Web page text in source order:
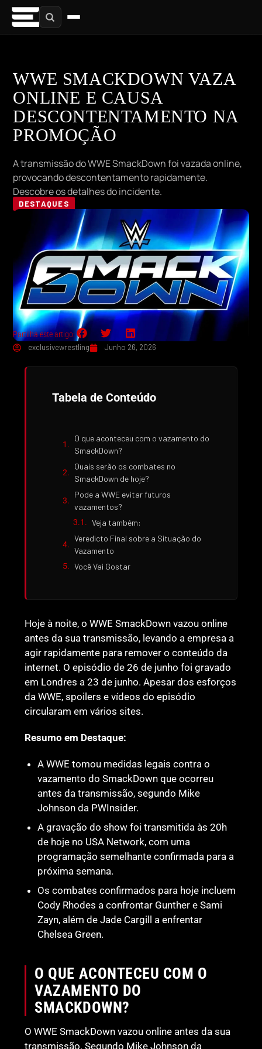
WWE SMACKDOWN VAZA
ONLINE E CAUSA
DESCONTENTAMENTO NA
PROMOÇÃO
A transmissão do WWE SmackDown foi vazada online,
provocando descontentamento rapidamente.
Descobre os detalhes do incidente.
DESTAQUES
Partilha este artigo:
exclusivewrestling
Junho 26, 2026
Tabela de Conteúdo
O que aconteceu com o vazamento do
SmackDown?
Quais serão os combates no
SmackDown de hoje?
Pode a WWE evitar futuros
vazamentos?
Veja também:
Veredicto Final sobre a Situação do
Vazamento
Você Vai Gostar
Hoje à noite, o WWE SmackDown vazou online
antes da sua transmissão, levando a empresa a
agir rapidamente para remover o conteúdo da
internet. O episódio de 26 de junho foi gravado
em Londres a 23 de junho. Apesar dos esforços
da WWE, spoilers e vídeos do episódio
circularam em vários sites.
Resumo em Destaque:
A WWE tomou medidas legais contra o
vazamento do SmackDown que ocorreu
antes da transmissão, segundo Mike
Johnson da PWInsider.
A gravação do show foi transmitida às 20h
de hoje no USA Network, com uma
programação semelhante confirmada para a
próxima semana.
Os combates confirmados para hoje incluem
Cody Rhodes a confrontar Gunther e Sami
Zayn, além de Jade Cargill a enfrentar
Chelsea Green.
O QUE ACONTECEU COM O
VAZAMENTO DO
SMACKDOWN?
O WWE SmackDown vazou online antes da sua
transmissão. Segundo Mike Johnson da